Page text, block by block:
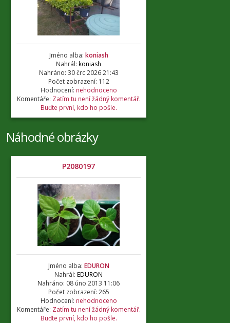
Jméno alba: koniash
Nahrál: koniash
Nahráno: 30 črc 2026 21:43
Počet zobrazení: 112
Hodnocení: nehodnoceno
Komentáře: Zatím tu není žádný komentář.
Buďte první, kdo ho pošle.
Náhodné obrázky
P2080197
Jméno alba: EDURON
Nahrál: EDURON
Nahráno: 08 úno 2013 11:06
Počet zobrazení: 265
Hodnocení: nehodnoceno
Komentáře: Zatím tu není žádný komentář.
Buďte první, kdo ho pošle.